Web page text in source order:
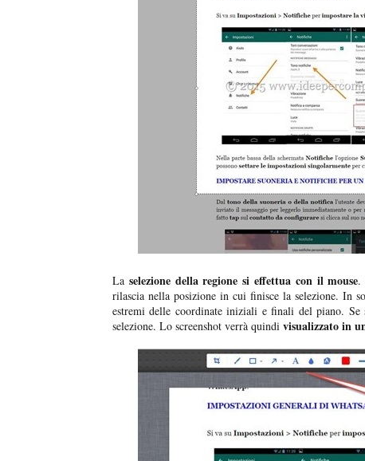
La selezione della regione si effettua con il mouse.
rilascia nella posizione in cui finisce la selezione. In
estremi delle coordinate iniziali e finali del piano. Se
selezione. Lo screenshot verrà quindi visualizzato in